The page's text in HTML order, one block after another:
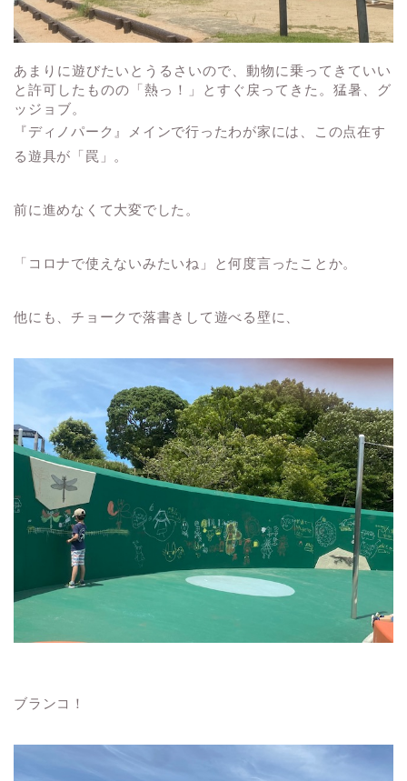
あまりに遊びたいとうるさいので、動物に乗ってきていい
と許可したものの「熱っ！」とすぐ戻ってきた。猛暑、グ
ッジョブ。
『ディノパーク』メインで行ったわが家には、この点在す
る遊具が「罠」。
前に進めなくて大変でした。
「コロナで使えないみたいね」と何度言ったことか。
他にも、チョークで落書きして遊べる壁に、
ブランコ！